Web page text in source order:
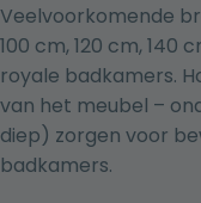
Veelvoorkomende
100 cm, 120 cm, 140
royale badkamers.
van het meubel –
diep) zorgen voor
badkamers.